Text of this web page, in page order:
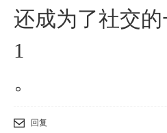
还成为了社交
1
。
回复